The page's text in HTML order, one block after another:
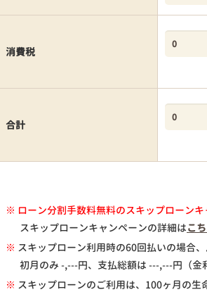
消費税
合計
※ ローン分割手数料無料のスキップローンキ
スキップローンキャンペーンの詳細はこ
※ スキップローン利用時の60回払いの場合、
初月のみ -,---円、支払総額は ---,---円（金
※ スキップローンのご利用は、100ヶ月の